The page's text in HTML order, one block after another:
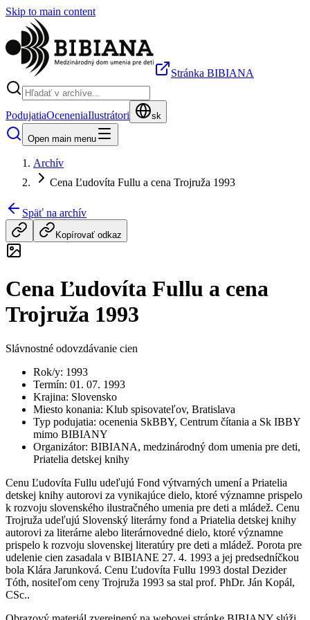
Skip to main content
Stránka BIBIANA
PodujatiaOceneniaIlustrátori sk
Open main menu
Archív
Cena Ľudovíta Fullu a cena Trojruža 1993
Späť na archív
Kopírovať odkaz
Cena Ľudovíta Fullu a cena
Trojruža 1993
Slávnostné odovzdávanie cien
Rok/y: 1993
Termín: 01. 07. 1993
Krajina: Slovensko
Miesto konania: Klub spisovateľov, Bratislava
Typ podujatia: ocenenia SkBBY, Centrum čítania a Sk IBBY
mimo BIBIANY
Organizátor: BIBIANA, medzinárodný dom umenia pre deti,
Priatelia detskej knihy
Cenu Ľudovíta Fullu udeľujú Fond výtvarných umení a Priatelia
detskej knihy autorovi za vynikajúce dielo, ktoré významne prispelo
k rozvoju slovenského ilustračného umenia pre deti a mládež. Cenu
Trojruža udeľujú Slovenský literárny fond a Priatelia detskej knihy
autorovi za literárne alebo literárnovedné dielo, ktoré významne
prispelo k rozvoju slovenskej literatúry pre deti a mládež. Porota pre
udelenie cien zasadala v BIBIANE 27. 4. 1993 a jej predsedníčkou
bola Klára Jarunková. Cenu Ľudovíta Fullu 1993 dostal Dezider
Tóth, nositeľom ceny Trojruža 1993 sa stal prof. PhDr. Ján Kopál,
CSc..